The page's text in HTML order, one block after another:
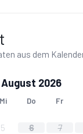
aus dem
August 2026
Mi Do Fr
5 6 7